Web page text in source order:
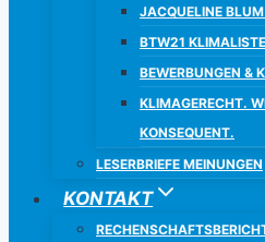
JACQUELINE
BTW21
BEWERBUNGEN &
KLIMAGERECHT.
KONSEQUENT.
LESERBRIEFE MEINUNGEN
KONTAKT